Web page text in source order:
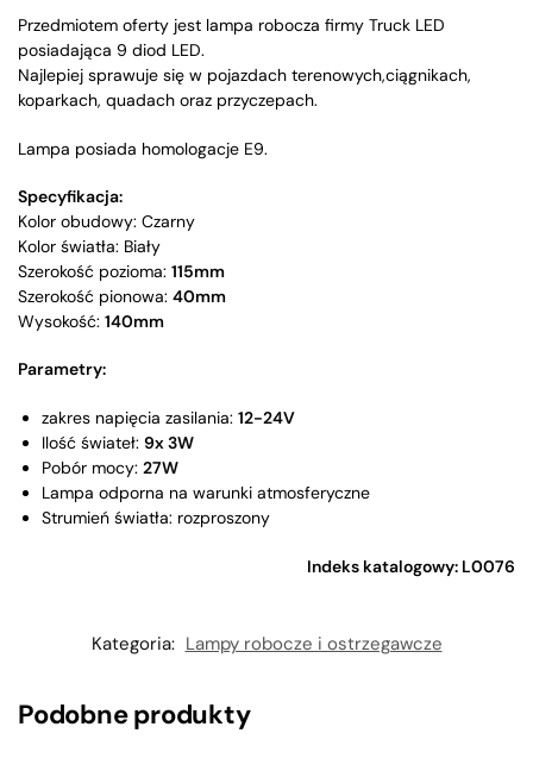
Przedmiotem oferty jest lampa robocza firmy Truck LED
posiadająca 9 diod LED.
Najlepiej sprawuje się w pojazdach terenowych,ciągnikach,
koparkach, quadach oraz przyczepach.
Lampa posiada homologacje E9.
Specyfikacja:
Kolor obudowy: Czarny
Kolor światła: Biały
Szerokość pozioma: 115mm
Szerokość pionowa: 40mm
Wysokość: 140mm
Parametry:
zakres napięcia zasilania: 12-24V
Ilość świateł: 9x 3W
Pobór mocy: 27W
Lampa odporna na warunki atmosferyczne
Strumień światła: rozproszony
Indeks katalogowy: L0076
Kategoria: Lampy robocze i ostrzegawcze
Podobne produkty